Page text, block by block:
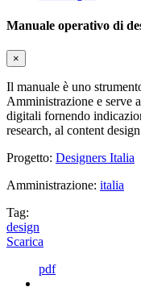
Manuale operativo di
×
Il manuale è uno
Amministrazione e serve
digitali fornendo
research, al content
Progetto: Designers Italia
Amministrazione: italia
Tag:
design
Scarica
pdf